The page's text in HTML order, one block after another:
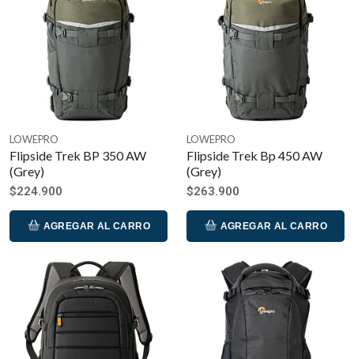
LOWEPRO
Flipside Trek BP 350 AW
(Grey)
$224.900
AGREGAR AL CARRO
LOWEPRO
Flipside Trek Bp 450 AW
(Grey)
$263.900
AGREGAR AL CARRO